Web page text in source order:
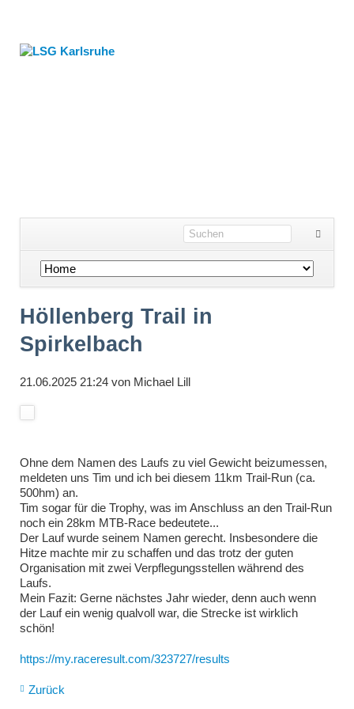
Navigation
Höllenberg Trail in
Spirkelbach
21.06.2025 21:24von Michael Lill
Ohne dem Namen des Laufs zu viel Gewicht beizumessen,
meldeten uns Tim und ich bei diesem 11km Trail-Run (ca.
500hm) an.
Tim sogar für die Trophy, was im Anschluss an den Trail-Run
noch ein 28km MTB-Race bedeutete...
Der Lauf wurde seinem Namen gerecht. Insbesondere die
Hitze machte mir zu schaffen und das trotz der guten
Organisation mit zwei Verpflegungsstellen während des
Laufs.
Mein Fazit: Gerne nächstes Jahr wieder, denn auch wenn
der Lauf ein wenig qualvoll war, die Strecke ist wirklich
schön!
https://my.raceresult.com/323727/results
Zurück